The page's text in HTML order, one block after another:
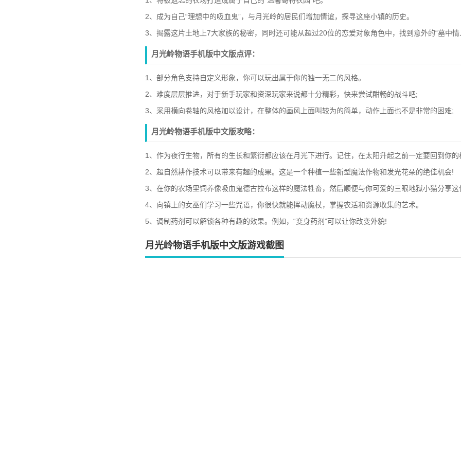
2、成为自己“理想中的吸血鬼”，与月光岭的居民们增加情谊，探寻这座小镇的历史。
3、揭露这片土地上7大家族的秘密，同时还可能从超过20位的恋爱对象角色中，找到意外的“墓中
月光岭物语手机版中文版点评：
1、部分角色支持自定义形象，你可以玩出属于你的独一无二的风格。
2、难度层层推进，对于新手玩家和资深玩家来说都十分精彩，快来尝试酣畅的战斗吧;
3、采用横向卷轴的风格加以设计，在整体的画风上面叫较为的简单，动作上面也不是非常的困难;
月光岭物语手机版中文版攻略：
1、作为夜行生物，所有的生长和繁衍都应该在月光下进行。记住，在太阳升起之前一定要回到你的
2、超自然耕作技术可以带来有趣的成果。这是一个种植一些新型魔法作物和发光花朵的绝佳机会!
3、在你的农场里饲养像吸血鬼德古拉布这样的魔法牲畜，然后顺便与你可爱的三眼地狱小猫分享这
4、向镇上的女巫们学习一些咒语，你很快就能挥动魔杖，掌握农活和资源收集的艺术。
5、调制药剂可以解锁各种有趣的效果。例如，“变身药剂”可以让你改变外貌!
月光岭物语手机版中文版游戏截图